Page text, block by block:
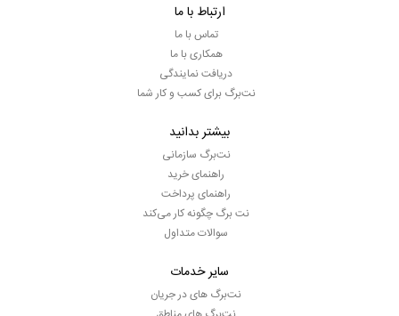
ارتباط با ما
تماس با ما
همکاری با ما
دریافت نمایندگی
نت‌برگ برای کسب و کار شما
بیشتر بدانید
نت‌برگ سازمانی
راهنمای خرید
راهنمای پرداخت
نت برگ چگونه کار می‌کند
سوالات متداول
سایر خدمات
نت‌برگ های در جریان